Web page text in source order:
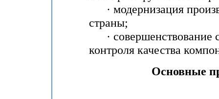
· модернизация
страны;
· совершенствование
контроля качества
Основные